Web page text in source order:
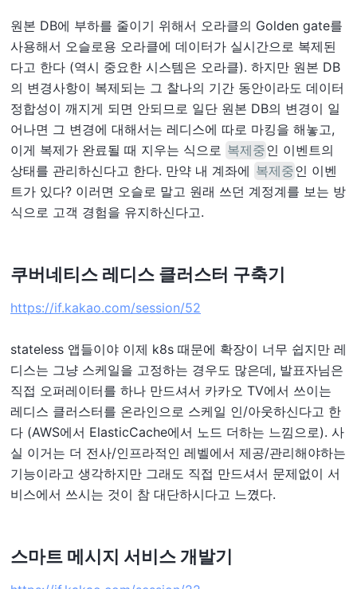
원본 DB에 부하를 줄이기 위해서 오라클의 Golden gate를
사용해서 오슬로용 오라클에 데이터가 실시간으로 복제된
다고 한다 (역시 중요한 시스템은 오라클). 하지만 원본 DB
의 변경사항이 복제되는 그 찰나의 기간 동안이라도 데이터
정합성이 깨지게 되면 안되므로 일단 원본 DB의 변경이 일
어나면 그 변경에 대해서는 레디스에 따로 마킹을 해놓고,
이게 복제가 완료될 때 지우는 식으로 복제중인 이벤트의
상태를 관리하신다고 한다. 만약 내 계좌에 복제중인 이벤
트가 있다? 이러면 오슬로 말고 원래 쓰던 계정계를 보는 방
식으로 고객 경험을 유지하신다고.
쿠버네티스 레디스 클러스터 구축기
https://if.kakao.com/session/52
stateless 앱들이야 이제 k8s 때문에 확장이 너무 쉽지만 레
디스는 그냥 스케일을 고정하는 경우도 많은데, 발표자님은
직접 오퍼레이터를 하나 만드셔서 카카오 TV에서 쓰이는
레디스 클러스터를 온라인으로 스케일 인/아웃하신다고 한
다 (AWS에서 ElasticCache에서 노드 더하는 느낌으로). 사
실 이거는 더 전사/인프라적인 레벨에서 제공/관리해야하는
기능이라고 생각하지만 그래도 직접 만드셔서 문제없이 서
비스에서 쓰시는 것이 참 대단하시다고 느꼈다.
스마트 메시지 서비스 개발기